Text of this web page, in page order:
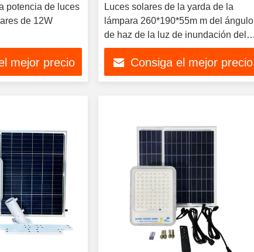
potencia de luces
de 12W
mejor precio
Luces solares de la yarda de la
lámpara 260*190*55m m del ángulo
de haz de la luz de inundación del
panel solar 12W 120°
Consiga el mejor precio